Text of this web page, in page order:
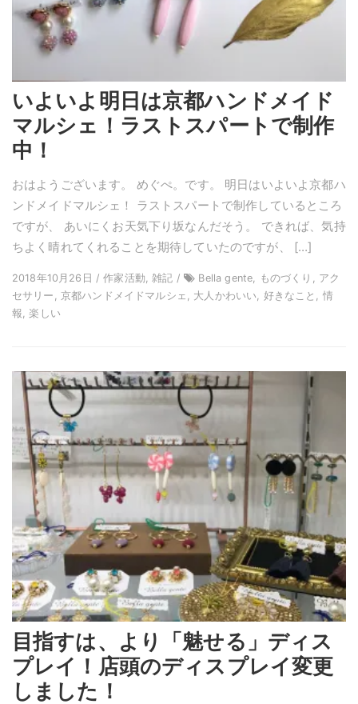
いよいよ明日は京都ハンドメイド
マルシェ！ラストスパートで制作
中！
おはようございます。 めぐぺ。です。 明日はいよいよ京都ハ
ンドメイドマルシェ！ ラストスパートで制作しているところ
ですが、 あいにくお天気下り坂なんだそう。 できれば、気持
ちよく晴れてくれることを期待していたのですが、 […]
2018年10月26日 / 作家活動, 雑記 /
Bella gente, ものづくり, アク
セサリー, 京都ハンドメイドマルシェ, 大人かわいい, 好きなこと, 情
報, 楽しい
目指すは、より「魅せる」ディス
プレイ！店頭のディスプレイ変更
しました！